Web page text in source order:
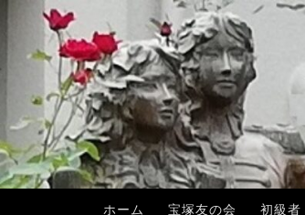
へ
ス
キ
ホーム 宝塚友の会 初級者